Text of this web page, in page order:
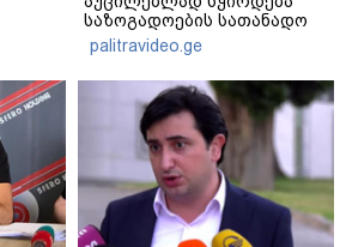
საზოგადოების სათანადო
რეაქცია" - ირაკლი
კობახიძე
palitravideo.ge